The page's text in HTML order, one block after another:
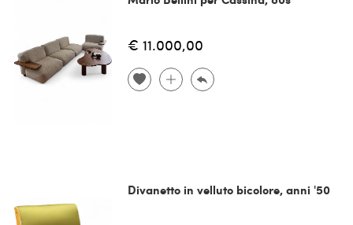
€ 11.000,00
Divanetto in velluto bicolore, anni '50